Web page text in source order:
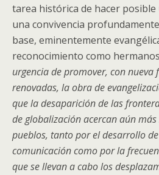
tarea histórica de hacer posible
una convivencia
base, eminentemente
reconocimiento como
urgencia de promover, con nueva
renovadas, la obra de
que la desaparición de las
de globalización acercan aún
pueblos, tanto por el desarrollo
comunicación como por la
que se llevan a cabo los